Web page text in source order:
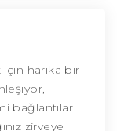
harika bir
bağlantılar
zirveye